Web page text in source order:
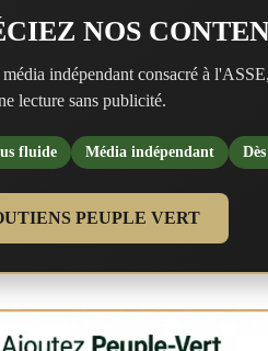
NOS
indépendant consacré à
lecture sans publicité.
fluide Média indépendant
PEUPLE VERT